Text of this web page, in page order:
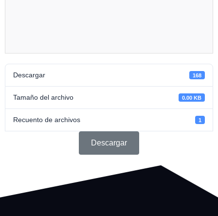
Descargar 168
Tamaño del archivo 0.00 KB
Recuento de archivos 1
Descargar